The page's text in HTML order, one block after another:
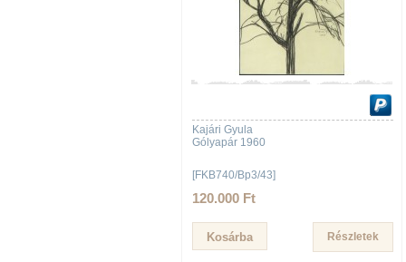
Kajári Gyula
Gólyapár 1960
[FKB740/Bp3/43]
120.000 Ft
Részletek